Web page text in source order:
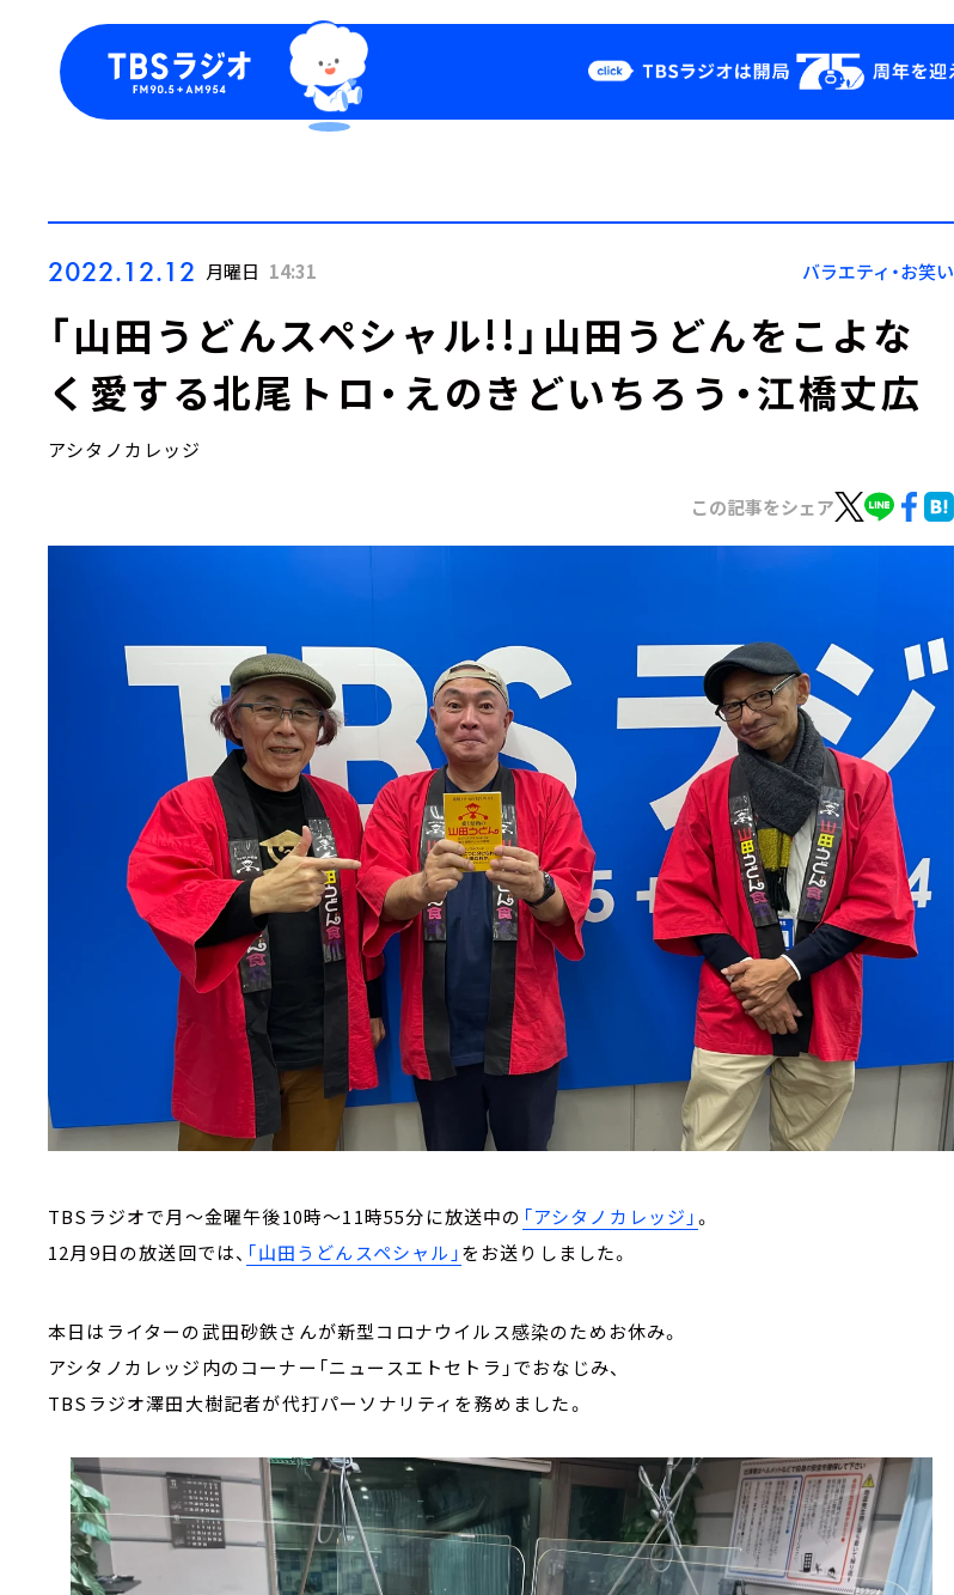
Podcast
YouTube
会社情報
2022.12.12 月曜日 14:31 バラエティ・お笑い
「山田うどんスペシャル!!」山田うどんをこよな
く愛する北尾トロ・えのきどいちろう・江橋丈広
アシタノカレッジ
この記事をシェア
TBSラジオで月～金曜午後10時～11時55分に放送中の 「アシタノカレッジ」。
12月9日の放送回では、 「山田うどんスペシャル」をお送りしました。
本日はライターの武田砂鉄さんが新型コロナウイルス感染のためお休み。
アシタノカレッジ内のコーナー「ニュースエトセトラ」でおなじみ、
TBSラジオ澤田大樹記者が代打パーソナリティを務めました。